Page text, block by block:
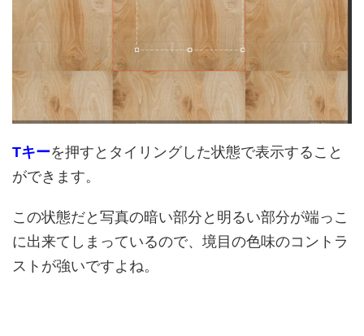
Tキーを押すとタイリングした状態で表示すること
ができます。
この状態だと写真の暗い部分と明るい部分が端っこ
に出来てしまっているので、境目の色味のコントラ
ストが強いですよね。